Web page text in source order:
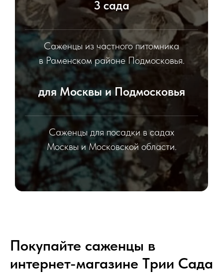
3 сада
Саженцы из частного питомника
в Раменском районе Подмосковья.
для Москвы и Подмосковья
Саженцы для посадки в садах
Москвы и Московской области.
Покупайте саженцы в
интернет-магазине Tрии Сада